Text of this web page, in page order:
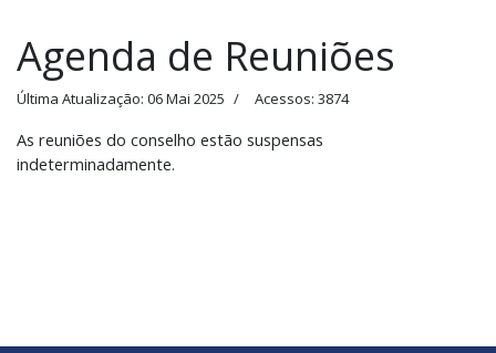
Agenda de Reuniões
Última Atualização: 06 Mai 2025 Acessos: 3874
As reuniões do conselho estão suspensas
indeterminadamente.